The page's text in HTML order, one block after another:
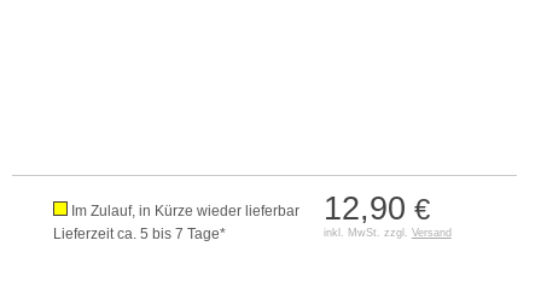
12,90 €
inkl. MwSt. zzgl. Versand
Im Zulauf, in Kürze wieder lieferbar
Lieferzeit ca. 5 bis 7 Tage*